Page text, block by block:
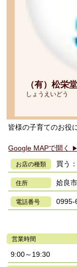
（有）松栄堂
しょうえいどう
皆様の子育てのお役
Google MAPで開く ▶
お店の種類 買う
住所 姶良
電話番号 0995-
営業時間
9:00～19:30